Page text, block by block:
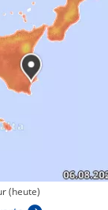
(heute)